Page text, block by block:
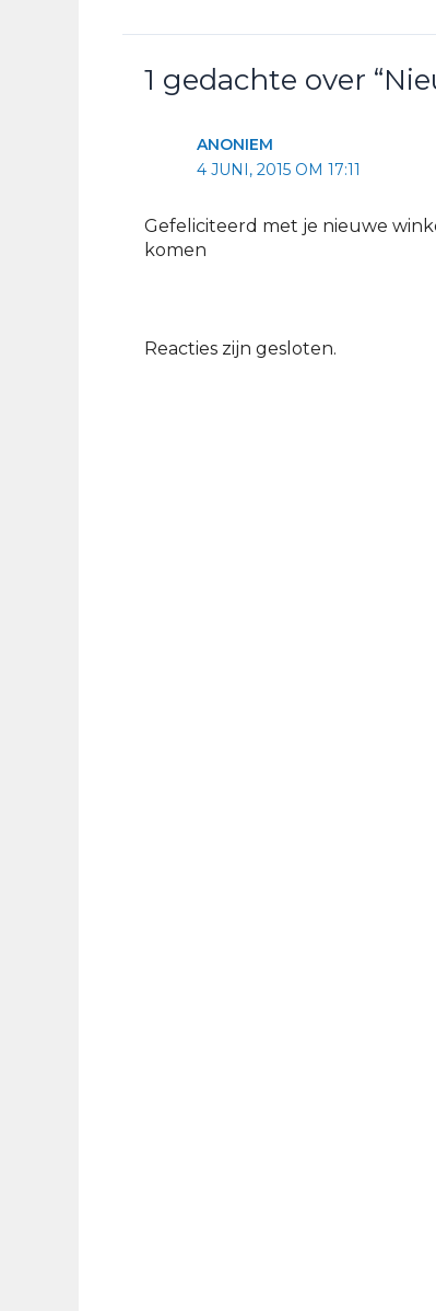
1 gedachte over
ANONIEM
4 JUNI, 2015 OM 17:11
Gefeliciteerd met je nieuwe
komen
Reacties zijn gesloten.